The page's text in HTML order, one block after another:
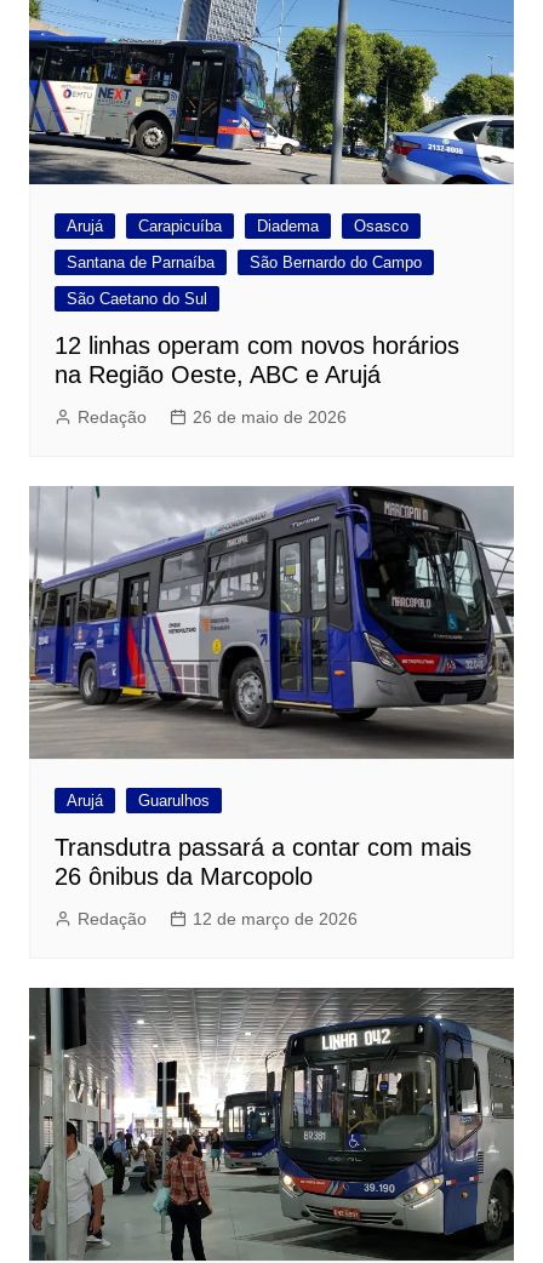
Arujá Carapicuíba Diadema
Osasco
Santana de Parnaíba
São Bernardo do Campo
São Caetano do Sul
12 linhas operam com novos horários
na Região Oeste, ABC e Arujá
Redação 26 de maio de 2026
Arujá Guarulhos
Transdutra passará a contar com mais
26 ônibus da Marcopolo
Redação 12 de março de 2026